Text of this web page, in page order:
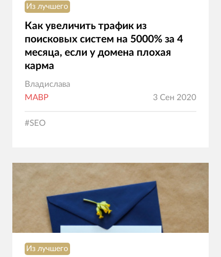
Из лучшего
Как увеличить трафик из
поисковых систем на 5000% за 4
месяца, если у домена плохая
карма
Владислава
МАВР
3 Сен 2020
#SEO
Из лучшего